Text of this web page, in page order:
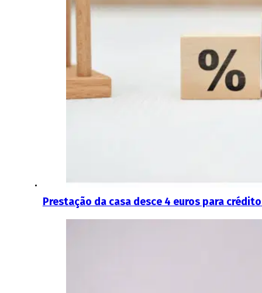
Prestação da casa desce 4 euros para